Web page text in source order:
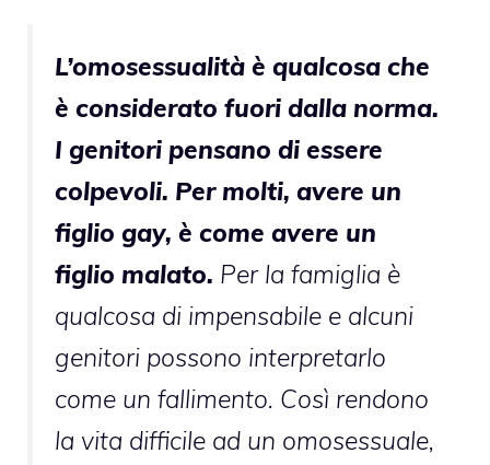
L’omosessualità è qualcosa che
è considerato fuori dalla norma.
I genitori pensano di essere
colpevoli. Per molti, avere un
figlio gay, è come avere un
figlio malato. Per la famiglia è
qualcosa di impensabile e alcuni
genitori possono interpretarlo
come un fallimento. Così rendono
la vita difficile ad un omosessuale,